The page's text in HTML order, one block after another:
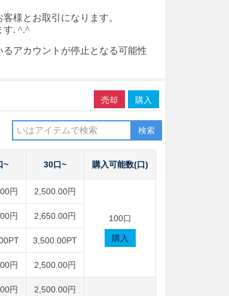
様とお取引になります。
す. ^.^
アカウントが停止となる可能性
購入
売却
検索
~ 30口~ 購入可能数(口)
円 2,500.00円
100口
購入
円 2,650.00円
3,500.00PT
円 2,500.00円
円 2,500.00円